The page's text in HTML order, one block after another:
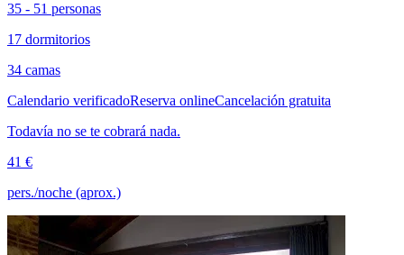
35 - 51 personas
17 dormitorios
34 camas
Calendario verificadoReserva onlineCancelación gratuita
Todavía no se te cobrará nada.
41 €
pers./noche (aprox.)